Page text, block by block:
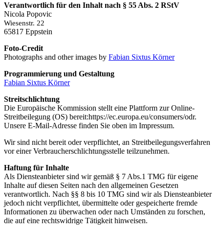
Verantwortlich für den Inhalt nach § 55 Abs. 2 RStV
Nicola Popovic
Wiesenstr. 22
65817 Eppstein
Foto-Credit
Photographs and other images by Fabian Sixtus Körner
Programmierung und Gestaltung
Fabian Sixtus Körner
Streitschlichtung
Die Europäische Kommission stellt eine Plattform zur Online-
Streitbeilegung (OS) bereit:https://ec.europa.eu/consumers/odr.
Unsere E-Mail-Adresse finden Sie oben im Impressum.
Wir sind nicht bereit oder verpflichtet, an Streitbeilegungsverfahren
vor einer Verbraucherschlichtungsstelle teilzunehmen.
Haftung für Inhalte
Als Diensteanbieter sind wir gemäß § 7 Abs.1 TMG für eigene
Inhalte auf diesen Seiten nach den allgemeinen Gesetzen
verantwortlich. Nach §§ 8 bis 10 TMG sind wir als Diensteanbieter
jedoch nicht verpflichtet, übermittelte oder gespeicherte fremde
Informationen zu überwachen oder nach Umständen zu forschen,
die auf eine rechtswidrige Tätigkeit hinweisen.